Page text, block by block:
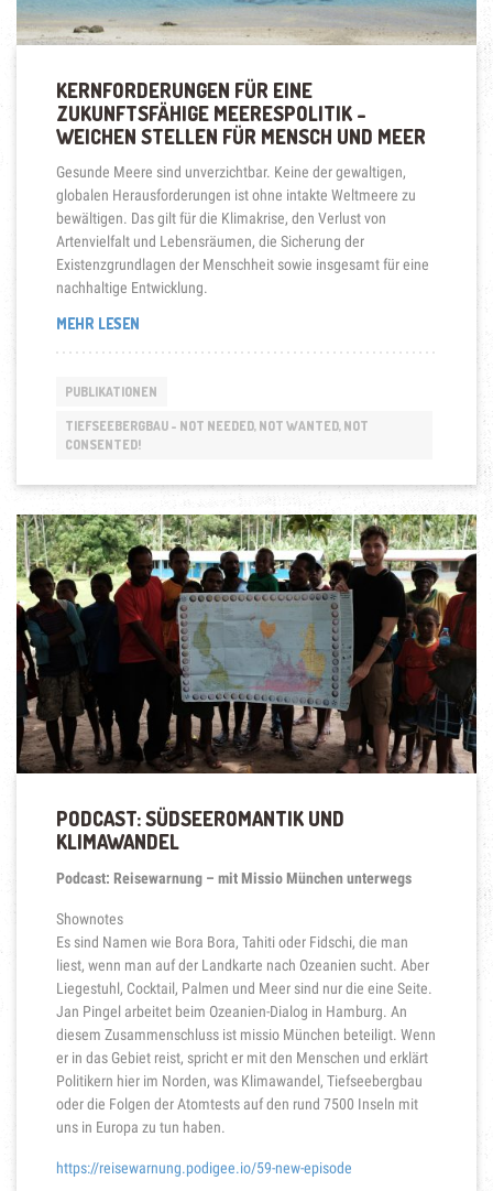
KERNFORDERUNGEN FÜR EINE
ZUKUNFTSFÄHIGE MEERESPOLITIK –
WEICHEN STELLEN FÜR MENSCH UND MEER
Gesunde Meere sind unverzichtbar. Keine der gewaltigen,
globalen Herausforderungen ist ohne intakte Weltmeere zu
bewältigen. Das gilt für die Klimakrise, den Verlust von
Artenvielfalt und Lebensräumen, die Sicherung der
Existenzgrundlagen der Menschheit sowie insgesamt für eine
nachhaltige Entwicklung.
MEHR LESEN„KERNFORDERUNGEN
ZUKUNFTSFÄHIGE
–
WEICHEN
FÜR
MENSCH
UND
MEER“
PUBLIKATIONEN
TIEFSEEBERGBAU - NOT NEEDED, NOT WANTED, NOT
CONSENTED!
PODCAST: SÜDSEEROMANTIK UND
KLIMAWANDEL
Podcast: Reisewarnung – mit Missio München unterwegs
Shownotes
Es sind Namen wie Bora Bora, Tahiti oder Fidschi, die man
liest, wenn man auf der Landkarte nach Ozeanien sucht. Aber
Liegestuhl, Cocktail, Palmen und Meer sind nur die eine Seite.
Jan Pingel arbeitet beim Ozeanien-Dialog in Hamburg. An
diesem Zusammenschluss ist missio München beteiligt. Wenn
er in das Gebiet reist, spricht er mit den Menschen und erklärt
Politikern hier im Norden, was Klimawandel, Tiefseebergbau
oder die Folgen der Atomtests auf den rund 7500 Inseln mit
uns in Europa zu tun haben.
https://reisewarnung.podigee.io/59-new-episode